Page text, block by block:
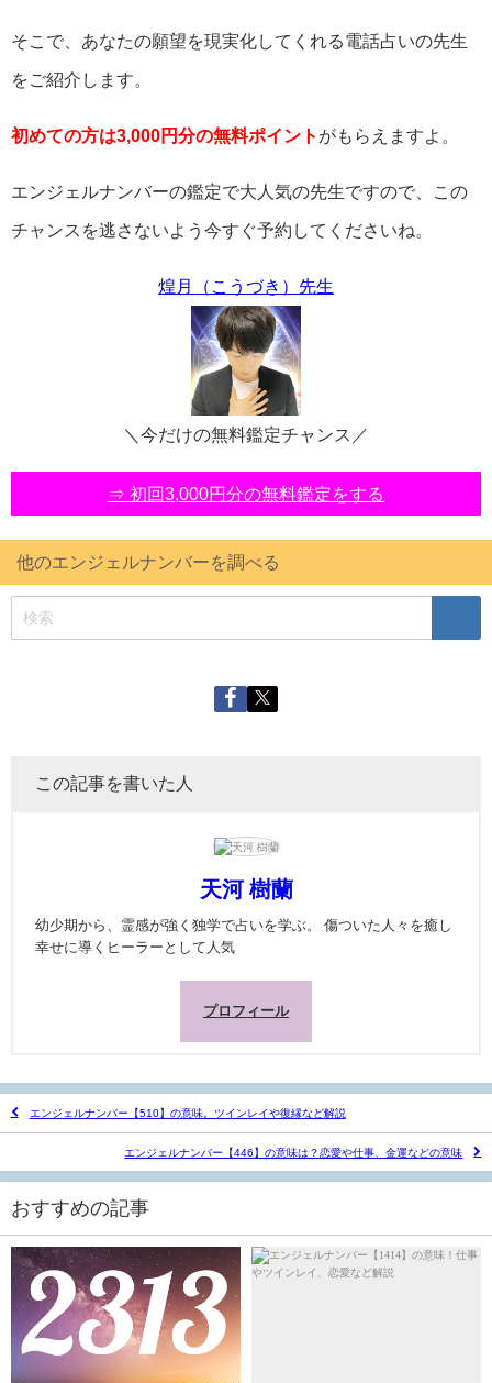
そこで、あなたの願望を現実化してくれる電話占いの先生
をご紹介します。
初めての方は3,000円分の無料ポイント がもらえますよ。
エンジェルナンバーの鑑定で大人気の先生ですので、この
チャンスを逃さないよう今すぐ予約してくださいね。
煌月（こうづき）先生
＼今だけの無料鑑定チャンス／
⇒ 初回3,000円分の無料鑑定をする
他のエンジェルナンバーを調べる
この記事を書いた人
天河 樹蘭
幼少期から、霊感が強く独学で占いを学ぶ。 傷ついた人々を癒し
幸せに導くヒーラーとして人気
プロフィール
エンジェルナンバー【510】の意味。ツインレイや復縁など解説
エンジェルナンバー【446】の意味は？恋愛や仕事、金運などの意味
おすすめの記事